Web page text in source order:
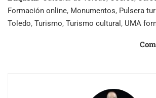
Formación online, Monumentos, Pulsera
Toledo, Turismo, Turismo cultural , UMA